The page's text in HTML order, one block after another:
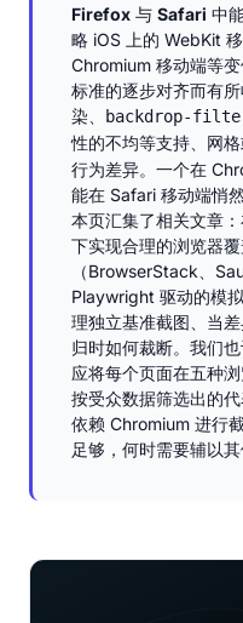
Firefox 与 Safari 中
略 iOS 上的 WebKit
Chromium 移动端等
标准的逐步对齐而有
染、
backdrop-
性的不均等支持、网
行为差异。一个在
能在 Safari 移动端悄然
本页汇集了相关文章
下实现合理的浏览器
（BrowserStack、
Playwright 驱动的模
理独立基准截图、当
归时如何裁断。我们
应将每个页面在五种
按受众数据筛选出的
依赖 Chromium 进行
足够，何时需要辅以其